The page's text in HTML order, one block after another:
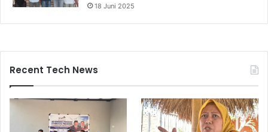
18 Juni 2025
Recent Tech News